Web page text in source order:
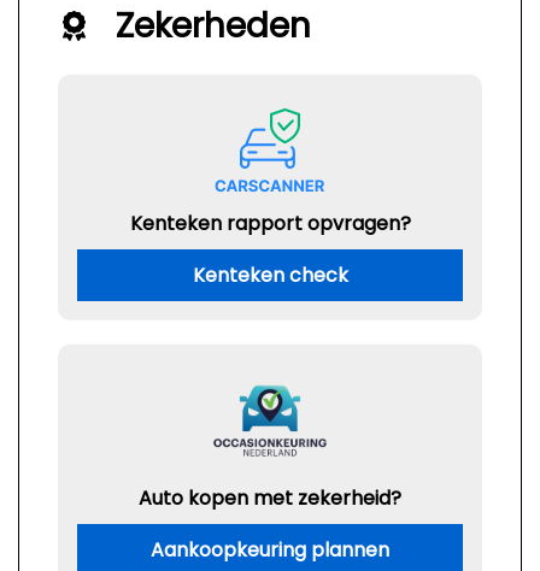
Zekerheden
Kenteken rapport opvragen?
Kenteken check
Auto kopen met zekerheid?
Aankoopkeuring plannen